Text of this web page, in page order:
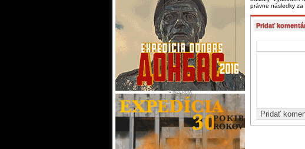
právne následky za
Pridať